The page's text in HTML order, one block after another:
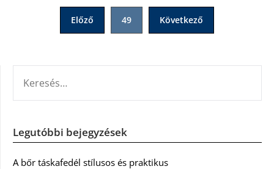
BejegyzésekElőző 49 Következő
Legutóbbi bejegyzések
A bőr táskafedél stílusos és praktikus